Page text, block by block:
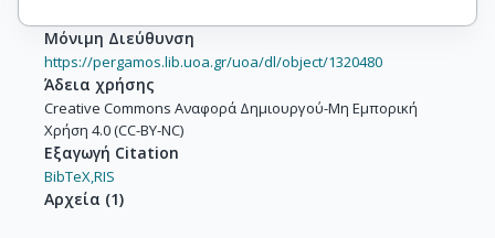
Μόνιμη Διεύθυνση
https://pergamos.lib.uoa.gr/uoa/dl/object/1320480
Άδεια χρήσης
Creative Commons Αναφορά Δημιουργού-Μη Εμπορική
Χρήση 4.0 (CC-BY-NC)
Εξαγωγή Citation
BibTeX,RIS
Αρχεία (1)